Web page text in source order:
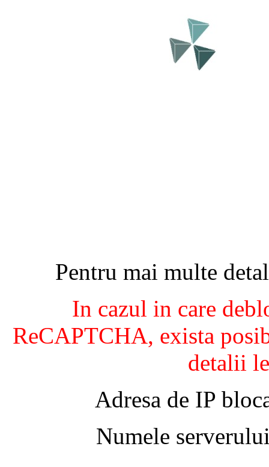
Pentru mai multe
In cazul in care
ReCAPTCHA, exista
detalii
Adresa de IP
Numele